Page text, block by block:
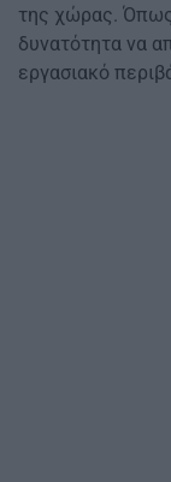
της χώρας. Όπως
δυνατότητα να
εργασιακό